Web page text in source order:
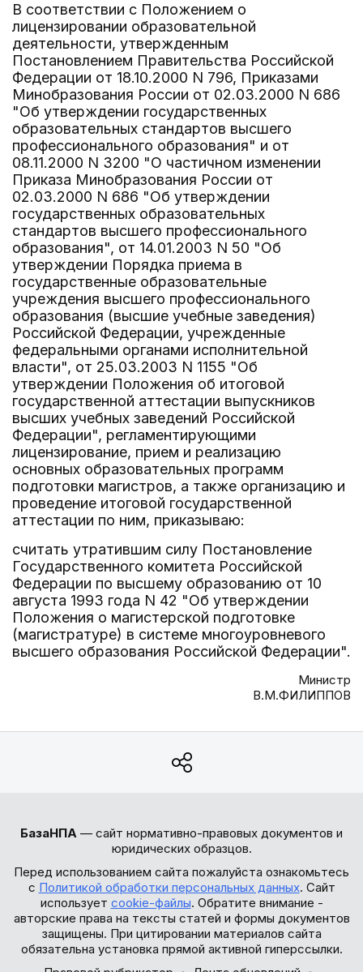
В соответствии с Положением о
лицензировании образовательной
деятельности, утвержденным
Постановлением Правительства Российской
Федерации от 18.10.2000 N 796, Приказами
Минобразования России от 02.03.2000 N 686
"Об утверждении государственных
образовательных стандартов высшего
профессионального образования" и от
08.11.2000 N 3200 "О частичном изменении
Приказа Минобразования России от
02.03.2000 N 686 "Об утверждении
государственных образовательных
стандартов высшего профессионального
образования", от 14.01.2003 N 50 "Об
утверждении Порядка приема в
государственные образовательные
учреждения высшего профессионального
образования (высшие учебные заведения)
Российской Федерации, учрежденные
федеральными органами исполнительной
власти", от 25.03.2003 N 1155 "Об
утверждении Положения об итоговой
государственной аттестации выпускников
высших учебных заведений Российской
Федерации", регламентирующими
лицензирование, прием и реализацию
основных образовательных программ
подготовки магистров, а также организацию и
проведение итоговой государственной
аттестации по ним, приказываю:
считать утратившим силу Постановление
Государственного комитета Российской
Федерации по высшему образованию от 10
августа 1993 года N 42 "Об утверждении
Положения о магистерской подготовке
(магистратуре) в системе многоуровневого
высшего образования Российской Федерации".
Министр
В.М.ФИЛИППОВ
БазаНПА — сайт нормативно-правовых документов и
юридических образцов.
Перед использованием сайта пожалуйста ознакомьтесь
с Политикой обработки персональных данных. Сайт
использует cookie-файлы. Обратите внимание -
авторские права на тексты статей и формы документов
защищены. При цитировании материалов сайта
обязательна установка прямой активной гиперссылки.